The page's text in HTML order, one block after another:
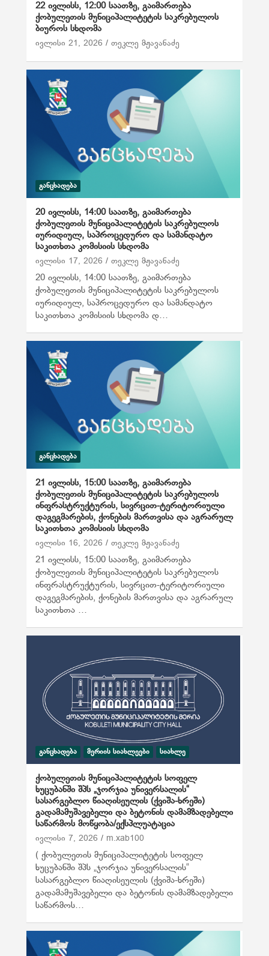
22 ივლისს, 12:00 საათზე, გაიმართება
ქობულეთის მუნიციპალიტეტის საკრებულოს
ბიუროს სხდომა
ივლისი 21, 2026 თეკლე მჟავანაძე
ᲒᲐᲜᲪᲮᲐᲓᲔᲑᲐ
20 ივლისს, 14:00 საათზე, გაიმართება
ქობულეთის მუნიციპალიტეტის საკრებულოს
იურიდიულ, საპროცედურო და სამანდატო
საკითხთა კომისიის სხდომა
ივლისი 17, 2026 თეკლე მჟავანაძე
20 ივლისს, 14:00 საათზე, გაიმართება
ქობულეთის მუნიციპალიტეტის საკრებულოს
იურიდიულ, საპროცედურო და სამანდატო
საკითხთა კომისიის სხდომა დ…
ᲒᲐᲜᲪᲮᲐᲓᲔᲑᲐ
21 ივლისს, 15:00 საათზე, გაიმართება
ქობულეთის მუნიციპალიტეტის საკრებულოს
ინფრასტრუქტურის, სივრცით-ტერიტორიული
დაგეგმარების, ქონების მართვისა და აგრარულ
საკითხთა კომისიის სხდომა
ივლისი 16, 2026 თეკლე მჟავანაძე
21 ივლისს, 15:00 საათზე, გაიმართება
ქობულეთის მუნიციპალიტეტის საკრებულოს
ინფრასტრუქტურის, სივრცით-ტერიტორიული
დაგეგმარების, ქონების მართვისა და აგრარულ
საკითხთა …
ᲒᲐᲜᲪᲮᲐᲓᲔᲑᲐ ᲛᲔᲠᲘᲘᲡ ᲡᲘᲐᲮᲚᲔᲔᲑᲘ ᲡᲘᲐᲮᲚᲔ
ქობულეთის მუნიციპალიტეტის სოფელ
ხუცუბანში შპს „ჯორჯია უნივერსალის“
სასარგებლო წიაღისეულის (ქვიშა-ხრეში)
გადამამუშავებელი და ბეტონის დამამზადებელი
საწარმოს მოწყობა/ექსპლუატაცია
ივლისი 7, 2026 m.xab100
( ქობულეთის მუნიციპალიტეტის სოფელ
ხუცუბანში შპს „ჯორჯია უნივერსალის“
სასარგებლო წიაღისეულის (ქვიშა-ხრეში)
გადამამუშავებელი და ბეტონის დამამზადებელი
საწარმოს…